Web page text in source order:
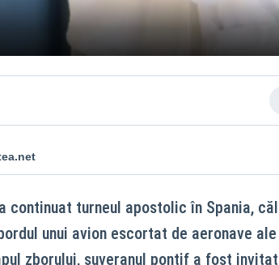
continuat turneul apostolic în Spania,
unui avion escortat de aeronave
zborului, suveranul pontif a fost